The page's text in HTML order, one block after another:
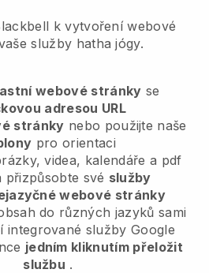
k vytvoření webové
služby hatha jógy.
webové stránky se
adresou URL
stránky nebo použijte naše
pro orientaci
videa, kalendáře a pdf
přizpůsobte své služby
webové stránky
do různých jazyků sami
integrované služby Google
jedním kliknutím přeložit
službu .